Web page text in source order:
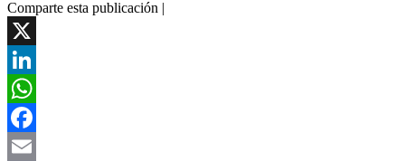
Comparte esta publicación |
X
LinkedIn
WhatsApp
Facebook